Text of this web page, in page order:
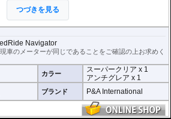
このメーターパネルプロテクションフィル
ムは不要な傷や汚れからメーターパネルを
保護します。
)が入っており、それぞれ目的に合わせたものをご
スーパークリア :耐摩耗性が非常に高く、
透明性の高いフィルム。貼り付けてしまう
とメーターになじみ、フィルムの存在がほ
とんどわからなくなります。
アンチグレア :
陽光などによる反射を軽減。視認性の低下
を防ぎ、メーターを読み取りやすくしま
つづきを見る
Navigator
車のメーターが同じであることをご確認の上お求めく
カラー
スーパークリア x 1
アンチグレア x 1
ブランド P&A International